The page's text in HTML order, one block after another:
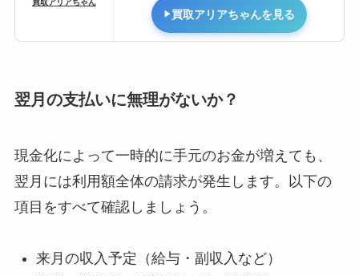
買取アリアちゃん
買取アリアちゃんを見る
翌月の支払いに無理がないか？
現金化によって一時的に手元のお金が増えても、
翌月には利用額全体の請求が発生します。以下の
項目をすべて確認しましょう。
来月の収入予定（給与・副収入など）